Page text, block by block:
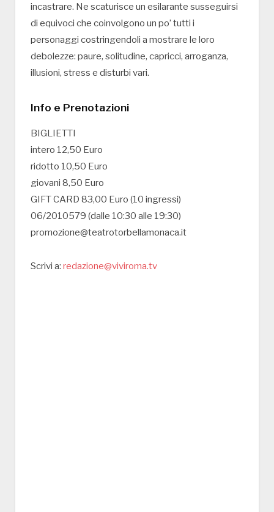
incastrare. Ne scaturisce un esilarante susseguirsi
di equivoci che coinvolgono un po’ tutti i
personaggi costringendoli a mostrare le loro
debolezze: paure, solitudine, capricci, arroganza,
illusioni, stress e disturbi vari.
Info e Prenotazioni
BIGLIETTI
intero 12,50 Euro
ridotto 10,50 Euro
giovani 8,50 Euro
GIFT CARD 83,00 Euro (10 ingressi)
06/2010579 (dalle 10:30 alle 19:30)
promozione@teatrotorbellamonaca.it
Scrivi a: redazione@viviroma.tv